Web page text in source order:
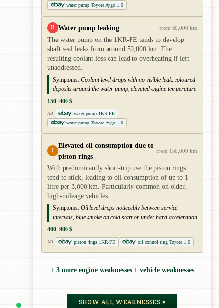
water pump Toyota Aygo 1.0
!! Water pump leaking from 60,000 km
The water pump on the 1KR-FE tends to develop
shaft seal leaks from around 50,000 km. The
resulting coolant loss can lead to overheating if left
unaddressed.
Symptoms: Coolant level drops with no visible leak, coloured
deposits around the water pump, elevated engine temperature
150–400 $
AD
water pump 1KR-FE
water pump Toyota Aygo 1.0
!
Elevated oil consumption due to
piston rings
from 150,000 km
With predominantly short-trip use the piston rings
tend to stick, leading to oil consumption of up to 1
litre per 3,000 km. Particularly common on older,
high-mileage vehicles.
Symptoms: Oil level drops noticeably between service
intervals, blue smoke on cold start or under hard acceleration
400–900 $
AD piston rings 1KR-FE oil control ring Toyota 1.0
+ 3 more engine weaknesses + vehicle weaknesses
SHOW ALL WEAKNESSES ▾